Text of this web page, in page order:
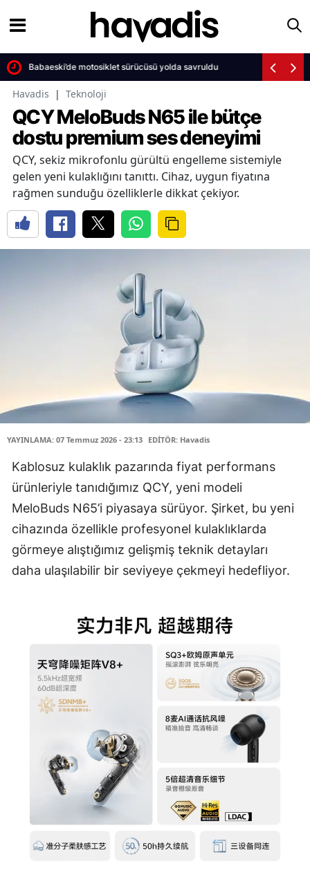
Babaeski’de motosiklet sürücüsü yolda savruldu
Havadis | Teknoloji
QCY MeloBuds N65 ile bütçe
dostu premium ses deneyimi
QCY, sekiz mikrofonlu gürültü engelleme sistemiyle
gelen yeni kulaklığını tanıttı. Cihaz, uygun fiyatına
rağmen sunduğu özelliklerle dikkat çekiyor.
YAYINLAMA: 07 Temmuz 2026 - 23:13 EDİTÖR: Havadis
Kablosuz kulaklık pazarında fiyat performans
ürünleriyle tanıdığımız QCY, yeni modeli
MeloBuds N65’i piyasaya sürüyor. Şirket, bu yeni
cihazında özellikle profesyonel kulaklıklarda
görmeye alıştığımız gelişmiş teknik detayları
daha ulaşılabilir bir seviyeye çekmeyi hedefliyor.